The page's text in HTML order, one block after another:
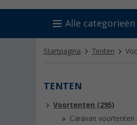
Alle categorieën
Startpagina Tenten
TENTEN
Voortenten (295)
Caravan voortenten